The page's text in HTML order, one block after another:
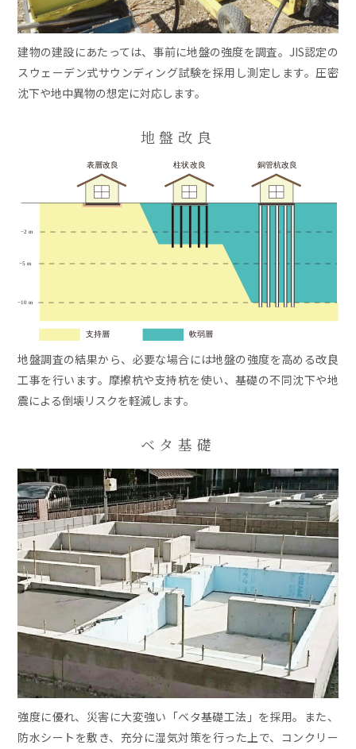
建物の建設にあたっては、事前に地盤の強度を調査。JIS認定の
スウェーデン式サウンディング試験を採用し測定します。圧密
沈下や地中異物の想定に対応します。
地盤改良
地盤調査の結果から、必要な場合には地盤の強度を高める改良
工事を行います。摩擦杭や支持杭を使い、基礎の不同沈下や地
震による倒壊リスクを軽減します。
ベタ基礎
強度に優れ、災害に大変強い「ベタ基礎工法」を採用。また、
防水シートを敷き、充分に湿気対策を行った上で、コンクリー